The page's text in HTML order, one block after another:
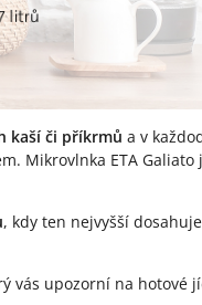
kaší či příkrmů a v
Mikrovlnka ETA Galiato
, kdy ten nejvyšší dosahuje
vás upozorní na hotové